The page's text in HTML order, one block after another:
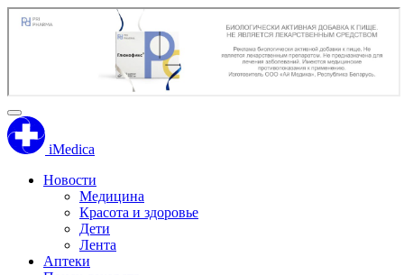
iMedica
Новости
Медицина
Красота и здоровье
Дети
Лента
Аптеки